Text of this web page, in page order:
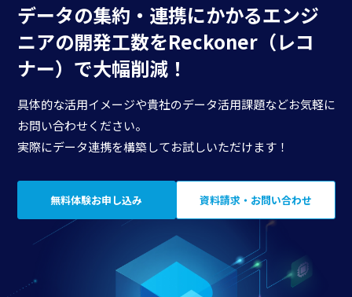
データの集約・連携にかかるエンジ
ニアの開発工数をReckoner（レコ
ナー）で大幅削減！
具体的な活用イメージや貴社のデータ活用課題などお気軽に
お問い合わせください。
実際にデータ連携を構築してお試しいただけます！
無料体験お申し込み 資料請求・お問い合わせ